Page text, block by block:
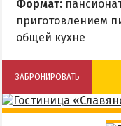
КОЛОНИЯ
КУРОРТ
МАКОРТЫ
НАГОРНАЯ ЧАСТЬ
Формат:
приготовлением
общей кухне
ЗАБРОНИРОВАТЬ
Разрешено с